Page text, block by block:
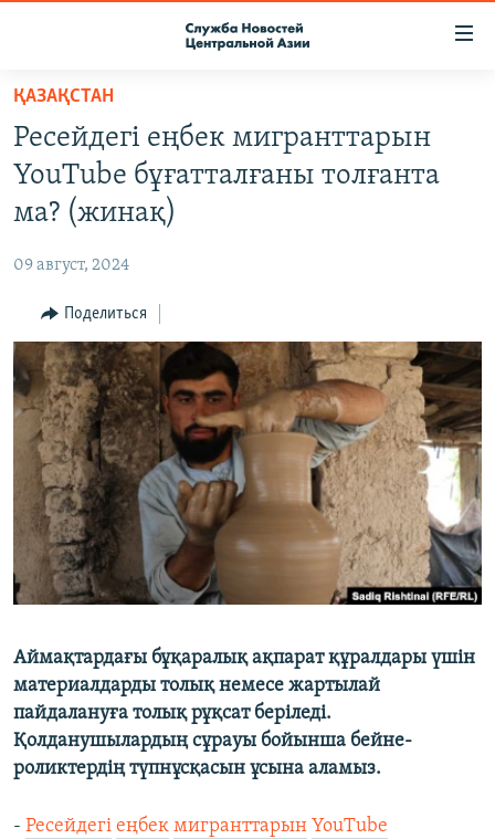
Вернуться
основному
содержанию
Вернутся
главной
навигации
Вернутся
поиску
ПОДПИСКА
КОНТАКТЫ
НАСТОЯЩЕЕ ВРЕМЯ
МИГРАНТ МЕДИА
ҚАЗАҚСТАН
Ресейдегі еңбек мигранттарын
YouTube бұғатталғаны толғанта
ма? (жинақ)
09 август, 2024
Поделиться
Аймақтардағы бұқаралық ақпарат құралдары үшін
материалдарды толық немесе жартылай
пайдалануға толық рұқсат беріледі.
Қолданушылардың сұрауы бойынша бейне-
роликтердің түпнұсқасын ұсына аламыз.
- Ресейдегі еңбек мигранттарын YouTube